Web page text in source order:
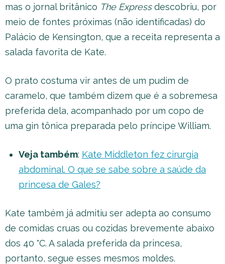
mas o jornal britânico The Expressdescobriu, por
meio de fontes próximas (não identificadas) do
Palácio de Kensington, que a receita representa a
salada favorita de Kate.
O prato costuma vir antes de um pudim de
caramelo, que também dizem que é a sobremesa
preferida dela, acompanhado por um copo de
uma gin tônica preparada pelo príncipe William.
Veja também: Kate Middleton fez cirurgia
abdominal. O que se sabe sobre a saúde da
princesa de Gales?
Kate também já admitiu ser adepta ao consumo
de comidas cruas ou cozidas brevemente abaixo
dos 40 °C. A salada preferida da princesa,
portanto, segue esses mesmos moldes.